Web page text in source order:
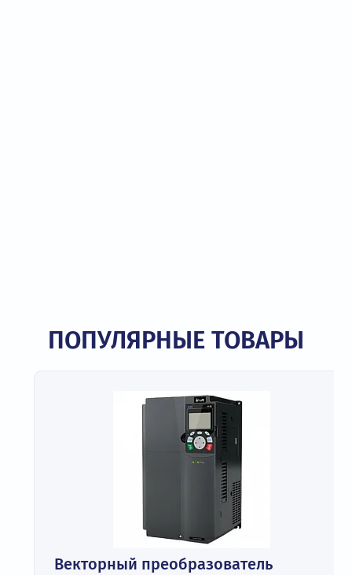
ПОПУЛЯРНЫЕ ТОВАРЫ
Векторный преобразователь